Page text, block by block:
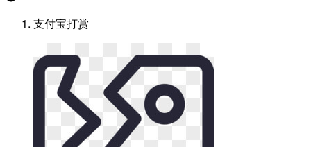
支付宝打赏